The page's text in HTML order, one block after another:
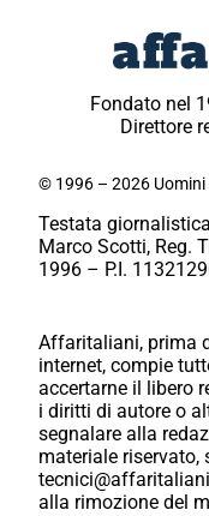
Fondato nel
Direttore
© 1996 – 2026
Testata
Marco Scotti, Reg.
1996 – P.I.
Affaritaliani, prima
internet, compie
accertarne il libero
i diritti di autore o
segnalare alla
materiale riservato,
alla rimozione del